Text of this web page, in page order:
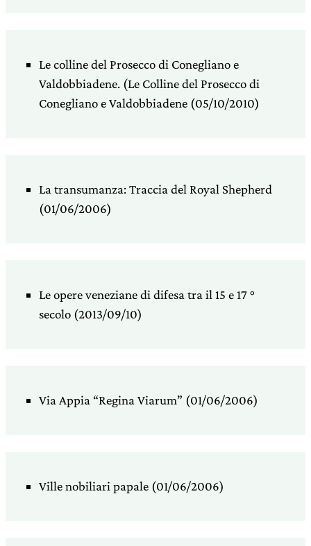
Le colline del Prosecco di Conegliano e
Valdobbiadene. (Le Colline del Prosecco di
Conegliano e Valdobbiadene (05/10/2010)
La transumanza: Traccia del Royal Shepherd
(01/06/2006)
Le opere veneziane di difesa tra il 15 e 17 °
secolo (2013/09/10)
Via Appia “Regina Viarum” (01/06/2006)
Ville nobiliari papale (01/06/2006)